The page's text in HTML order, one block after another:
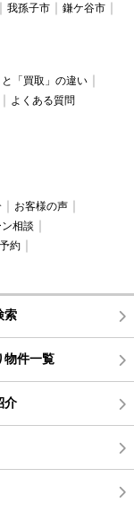
我孫子市
鎌ケ谷市
と「買取」の違い
よくある質問
お客様の声
相談
約
索
物件一覧
介